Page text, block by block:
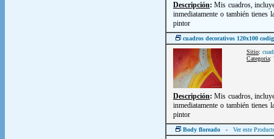
Descripción: Mis cuadros,
inmediatamente o también tienes
pintor
cuadros decorativos 120x100
Sitio:
Categoria:
Descripción: Mis cuadros,
inmediatamente o también tienes
pintor
Body floreado - Ver este